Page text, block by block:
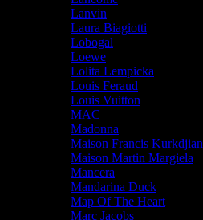
Lanvin
Laura Biagiotti
Lobogal
Loewe
Lolita Lempicka
Louis Feraud
Louis Vuitton
MAC
Madonna
Maison Francis Kurkdjian
Maison Martin Margiela
Mancera
Mandarina Duck
Map Of The Heart
Marc Jacobs